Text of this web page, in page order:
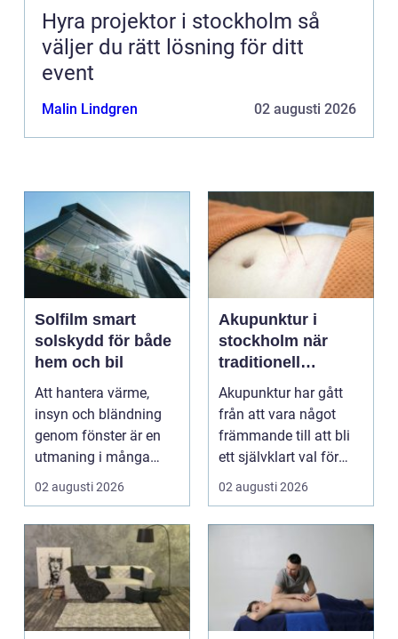
Hyra projektor i stockholm så
väljer du rätt lösning för ditt
event
Malin Lindgren 02 augusti 2026
Solfilm smart
solskydd för både
hem och bil
Att hantera värme,
insyn och bländning
genom fönster är en
utmaning i många
svenska hem, kontor
och ...
02 augusti 2026
Akupunktur i
stockholm när
traditionell
kinesisk medicin
möter modern
vardag
Akupunktur har gått
från att vara något
främmande till att bli
ett självklart val för
många som söke...
02 augusti 2026